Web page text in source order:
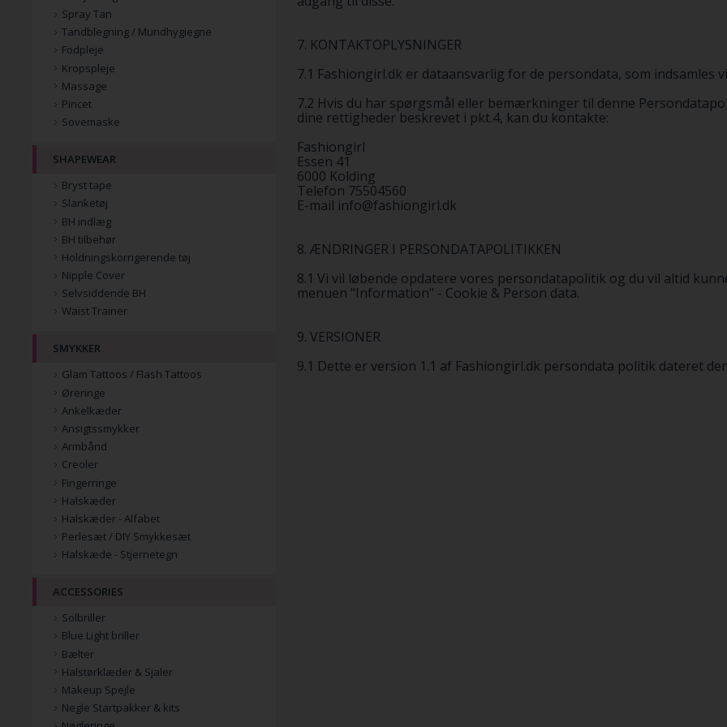
7. KONTAKTOPLYSNINGER
7.1 Fashiongirl.dk er dataansvarlig for de persondata, som indsamles
7.2 Hvis du har spørgsmål eller bemærkninger til denne
dine rettigheder beskrevet i pkt.4, kan du kontakte:
Fashiongirl
Essen 41
6000 Kolding
Telefon 75504560
E-mail info@fashiongirl.dk
8. ÆNDRINGER I PERSONDATAPOLITIKKEN
8.1 Vi vil løbende opdatere vores persondatapolitik og du vil altid
menuen "Information" - Cookie & Person data.
9. VERSIONER
9.1 Dette er version 1.1 af Fashiongirl.dk persondata politik dateret
Spray Tan
Tandblegning / Mundhygiegne
Fodpleje
Kropspleje
Massage
Pincet
Sovemaske
SHAPEWEAR
Bryst tape
Slanketøj
BH indlæg
BH tilbehør
Holdningskorrigerende tøj
Nipple Cover
Selvsiddende BH
Waist Trainer
SMYKKER
Glam Tattoos / Flash Tattoos
Øreringe
Ankelkæder
Ansigtssmykker
Armbånd
Creoler
Fingerringe
Halskæder
Halskæder - Alfabet
Perlesæt / DIY Smykkesæt
Halskæde - Stjernetegn
ACCESSORIES
Solbriller
Blue Light briller
Bælter
Halstørklæder & Sjaler
Makeup Spejle
Negle Startpakker & kits